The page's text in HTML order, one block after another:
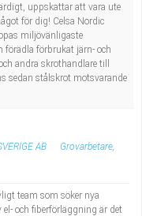
uppskattar att vara ute
för dig! Celsa Nordic
miljövänligaste
förädla förbrukat järn- och
andra skrothandlare till
sedan stålskrot motsvarande
AB
Grovarbetare,
team som söker nya
och fiberförläggning är det